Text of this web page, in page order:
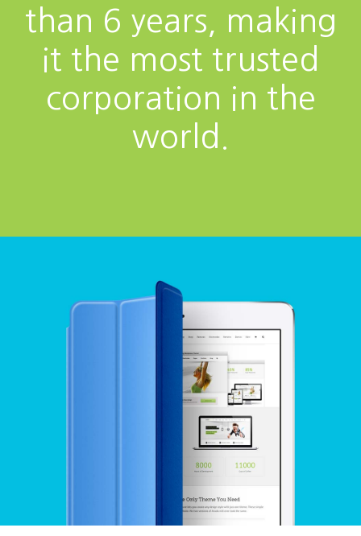
than 6 years, making
it the most trusted
corporation in the
world.